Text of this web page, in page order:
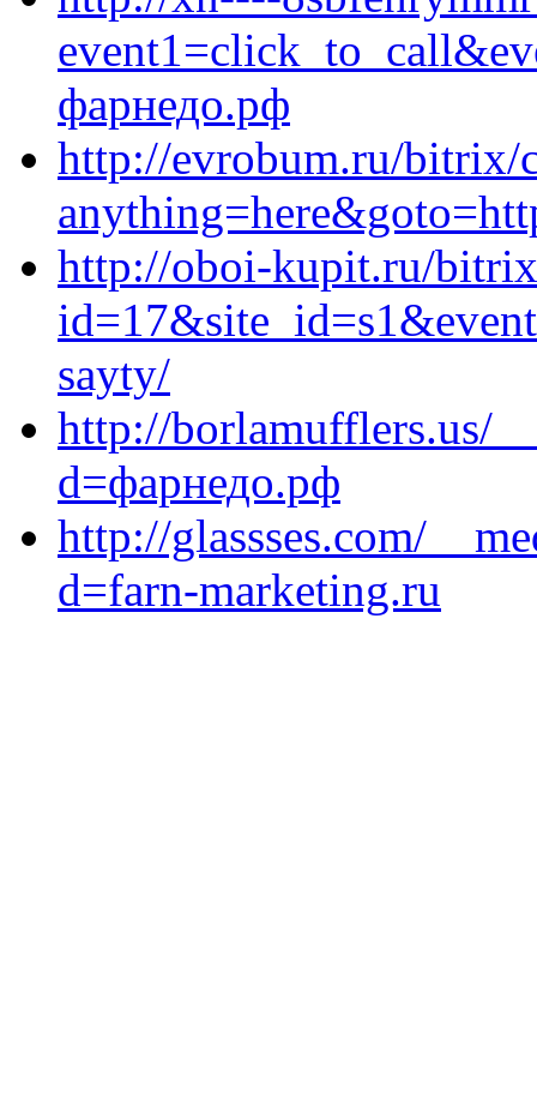
фарнедо.рф
http://evrobum.ru/bitrix/
http://oboi-kupit.ru/
sayty/
http://borlamufflers.us/
d=фарнедо.рф
http://glassses.com/
d=farn-marketing.ru